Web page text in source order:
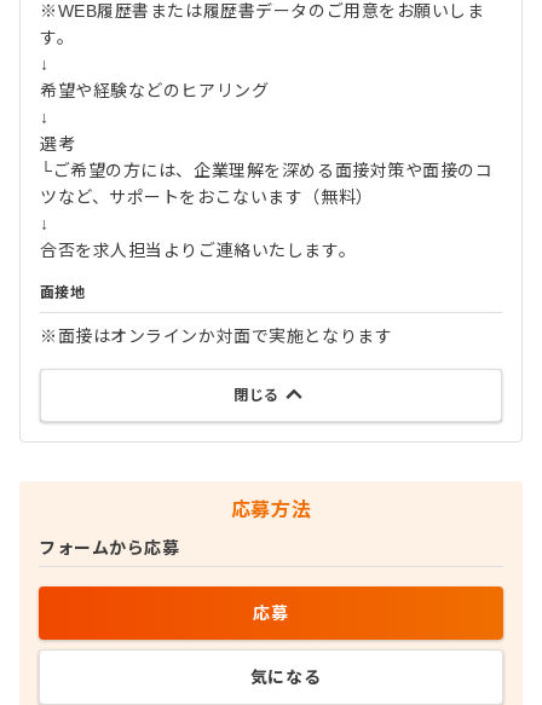
※WEB履歴書または履歴書データのご用意をお願いしま
す。
↓
希望や経験などのヒアリング
↓
選考
└ご希望の方には、企業理解を深める面接対策や面接のコ
ツなど、サポートをおこないます（無料）
↓
合否を求人担当よりご連絡いたします。
面接地
※面接はオンラインか対面で実施となります
閉じる
応募方法
フォームから応募
応募
気になる